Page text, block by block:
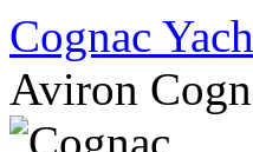
Cognac
Aviron